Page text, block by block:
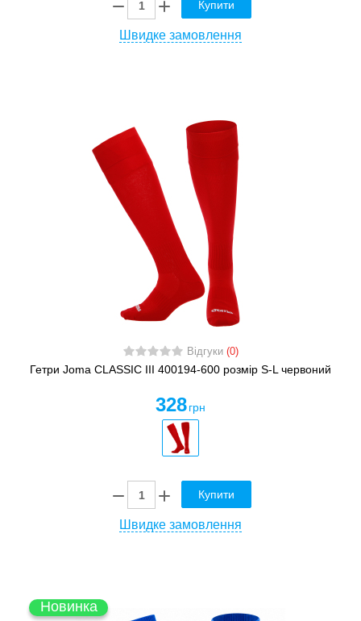
Купити
Швидке замовлення
Відгуки (0)
Гетри Joma CLASSIC III 400194-600 розмір S-L червоний
328 грн
Купити
Швидке замовлення
Новинка